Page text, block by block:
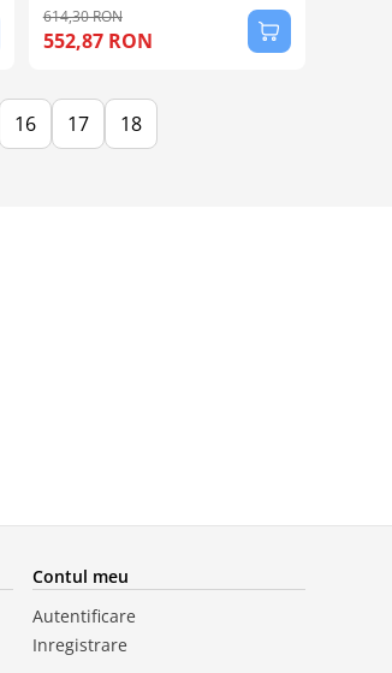
614,30 RON
552,87 RON
16 17 18
Contul meu
Autentificare
Inregistrare